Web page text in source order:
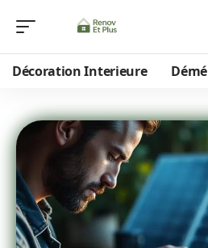
Décoration Interieure